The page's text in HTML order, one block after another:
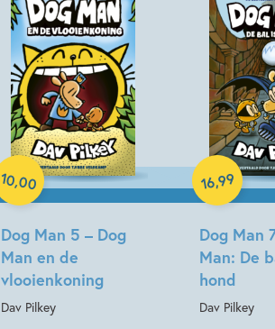
Dog Man 5 – Dog
Man en de
vlooienkoning
Dav Pilkey
10,00
Paperback
Dog Man
Man: De
hond
Dav Pilkey
16,99
Hardcover